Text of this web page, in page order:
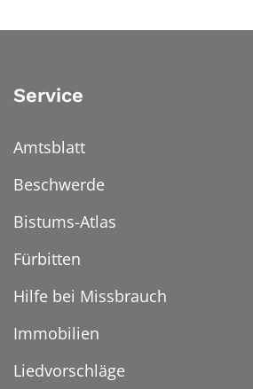
Service
Amtsblatt
Beschwerde
Bistums-Atlas
Fürbitten
Hilfe bei Missbrauch
Immobilien
Liedvorschläge